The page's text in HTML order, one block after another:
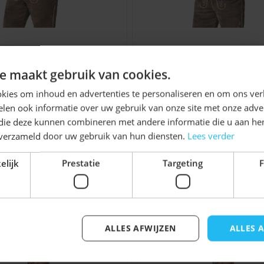
Korte Mouw
€ 22,99
Oranje Geblokt Korte
€ 22,99
iets voor u zijn!
met de tabtoets. U kunt de carrousel overslaan of
maakt gebruik van cookies.
om inhoud en advertenties te personaliseren en om ons
ook informatie over uw gebruik van onze site met onze
deze kunnen combineren met andere informatie die u aan
door uw gebruik van hun diensten. Lees verder
Prestatie Targeting
ALLES
ALLES AFWIJZEN
Ontvang5%
KORTING!
Schrijf je nu in voor de nieuwsbrief en ontvang toegang
tot exclusieve kortingen!
Voor- en achternaam
Inschrijven